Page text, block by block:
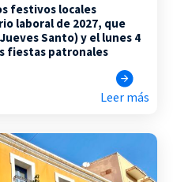
festivos locales
laboral de 2027, que
Santo) y el lunes 4
fiestas patronales
Leer más